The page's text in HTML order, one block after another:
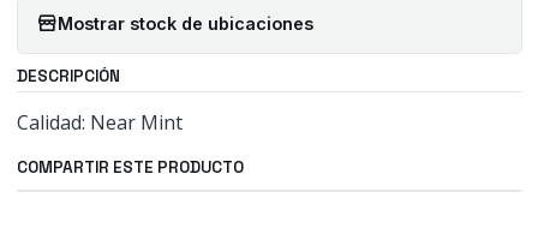
Mostrar stock de ubicaciones
DESCRIPCIÓN
Calidad: Near Mint
COMPARTIR ESTE PRODUCTO